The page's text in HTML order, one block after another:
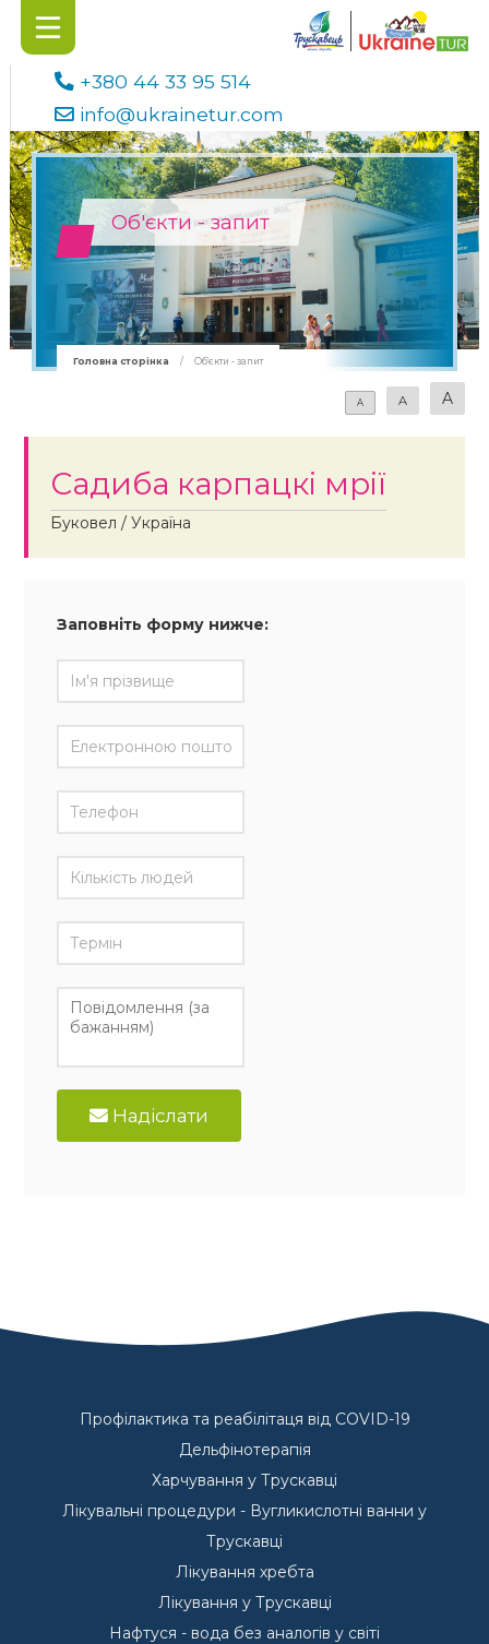
+380 44 33 95 514
info@ukrainetur.com
Об'єкти - запит
Головна сторінка / Об'єкти - запит
A A A
Садиба карпацкі мрії
Буковел / Україна
Заповніть форму нижче:
Надіслати
Профілактика та реабілітаця від COVID-19
Дельфінотерапія
Харчування у Трускавці
Лікувальні процедури - Вугликислотні ванни у
Трускавці
Лікування хребта
Лікування у Трускавці
Нафтуся - вода без аналогів у світі